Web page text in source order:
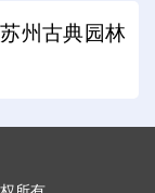
州古典园林